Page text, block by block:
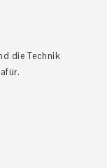
die Technik